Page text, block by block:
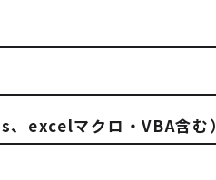
excelマクロ・VBA含む）